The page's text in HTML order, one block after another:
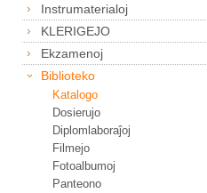
Instrumaterialoj
KLERIGEJO
Ekzamenoj
Biblioteko
Katalogo
Dosierujo
Diplomlaboraĵoj
Filmejo
Fotoalbumoj
Panteono